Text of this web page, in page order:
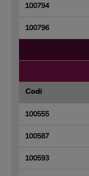
100794
100796
Codi
100555
100587
100593